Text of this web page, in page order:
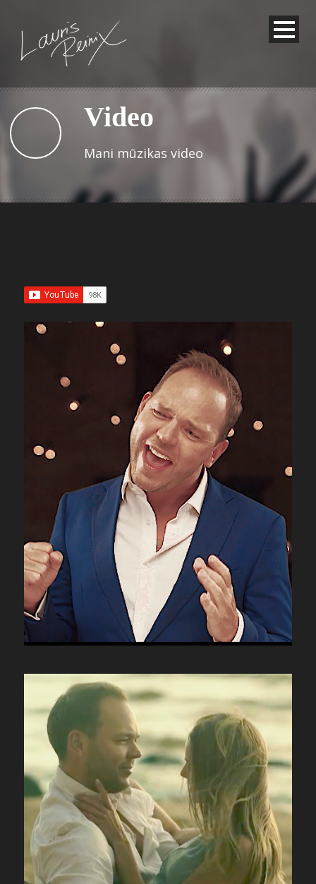
Video
Mani mūzikas video